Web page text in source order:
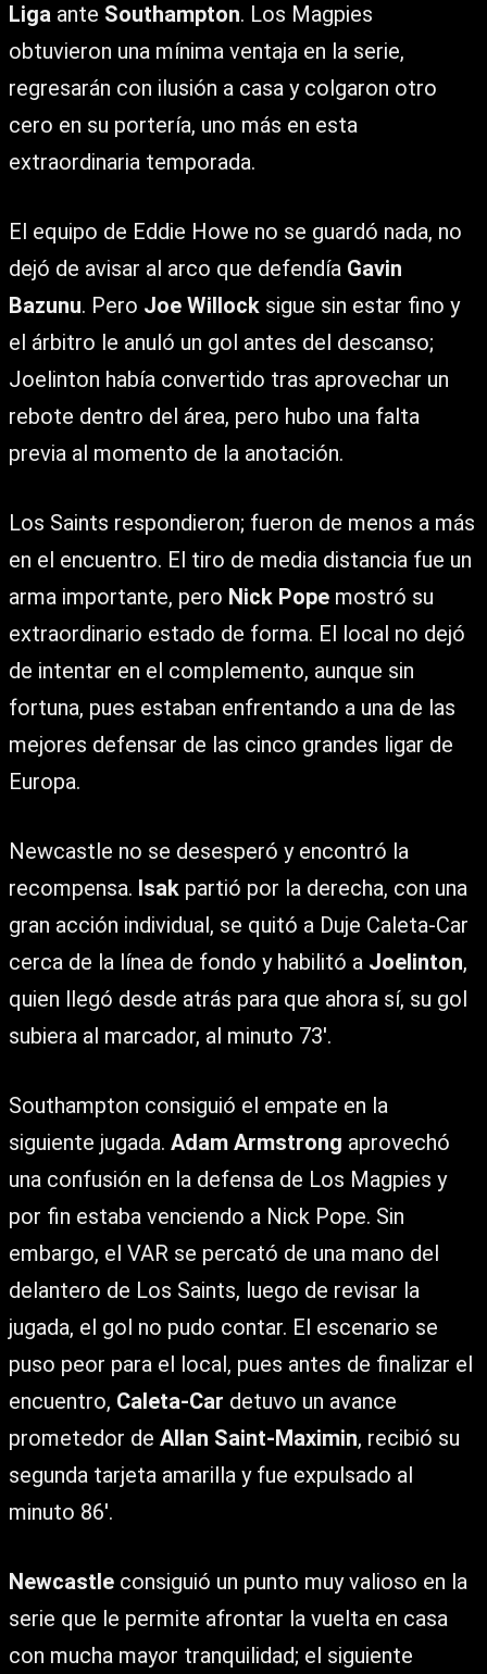
Liga ante Southampton. Los Magpies
obtuvieron una mínima ventaja en la serie,
regresarán con ilusión a casa y colgaron otro
cero en su portería, uno más en esta
extraordinaria temporada.
El equipo de Eddie Howe no se guardó nada, no
dejó de avisar al arco que defendía Gavin
Bazunu. Pero Joe Willock sigue sin estar fino y
el árbitro le anuló un gol antes del descanso;
Joelinton había convertido tras aprovechar un
rebote dentro del área, pero hubo una falta
previa al momento de la anotación.
Los Saints respondieron; fueron de menos a más
en el encuentro. El tiro de media distancia fue un
arma importante, pero Nick Pope mostró su
extraordinario estado de forma. El local no dejó
de intentar en el complemento, aunque sin
fortuna, pues estaban enfrentando a una de las
mejores defensar de las cinco grandes ligar de
Europa.
Newcastle no se desesperó y encontró la
recompensa. Isak partió por la derecha, con una
gran acción individual, se quitó a Duje Caleta-Car
cerca de la línea de fondo y habilitó a Joelinton,
quien llegó desde atrás para que ahora sí, su gol
subiera al marcador, al minuto 73′.
Southampton consiguió el empate en la
siguiente jugada. Adam Armstrong aprovechó
una confusión en la defensa de Los Magpies y
por fin estaba venciendo a Nick Pope. Sin
embargo, el VAR se percató de una mano del
delantero de Los Saints, luego de revisar la
jugada, el gol no pudo contar. El escenario se
puso peor para el local, pues antes de finalizar el
encuentro, Caleta-Car detuvo un avance
prometedor de Allan Saint-Maximin, recibió su
segunda tarjeta amarilla y fue expulsado al
minuto 86′.
Newcastle consiguió un punto muy valioso en la
serie que le permite afrontar la vuelta en casa
con mucha mayor tranquilidad; el siguiente